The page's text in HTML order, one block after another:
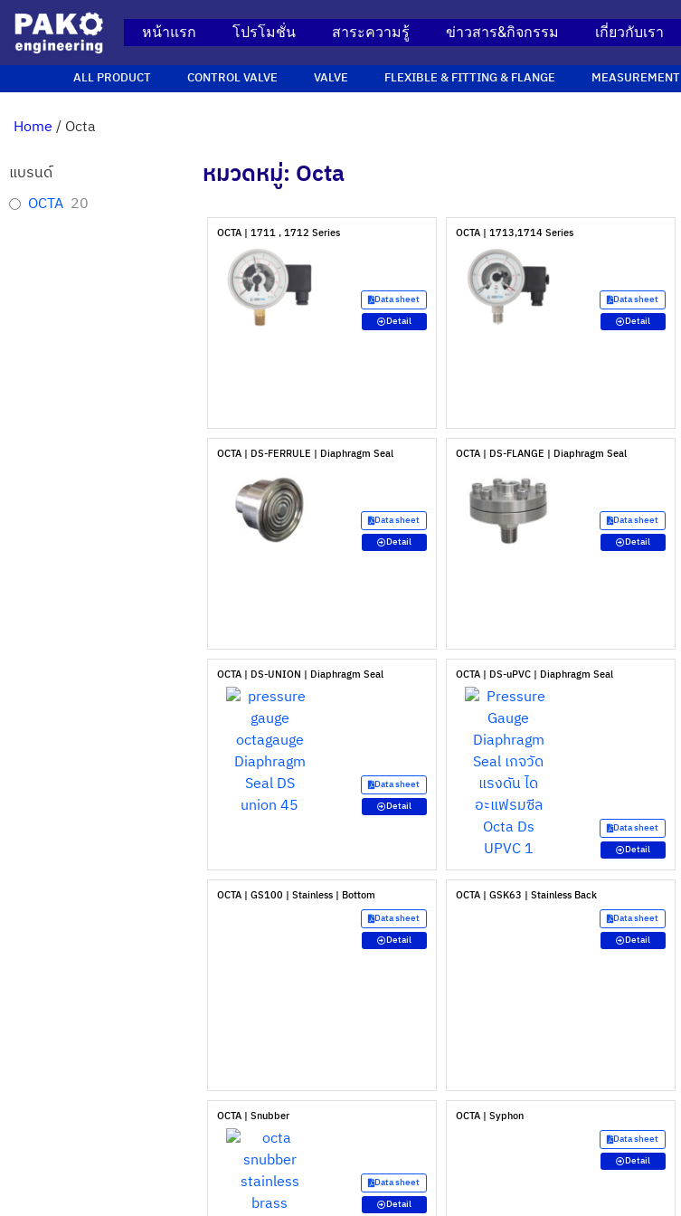
หน้าแรก โปรโมชั่น สาระความรู้ ข่าวสาร&กิจกรรม เกี่ยวกับเรา
ALL PRODUCT CONTROL VALVE VALVE FLEXIBLE & FITTING & FLANGE MEASUREMENT
Home/ Octa
แบรนด์
OCTA 20
หมวดหมู่: Octa
OCTA | 1711 , 1712 Series
Data sheet
Detail
OCTA | 1713,1714 Series
Data sheet
Detail
OCTA | DS-FERRULE | Diaphragm Seal
Data sheet
Detail
OCTA | DS-FLANGE | Diaphragm Seal
Data sheet
Detail
OCTA | DS-UNION | Diaphragm Seal
Data sheet
Detail
OCTA | DS-uPVC | Diaphragm Seal
Data sheet
Detail
OCTA | GS100 | Stainless | Bottom
Data sheet
Detail
OCTA | GSK63 | Stainless Back
Data sheet
Detail
OCTA | Snubber
Data sheet
Detail
OCTA | Syphon
Data sheet
Detail